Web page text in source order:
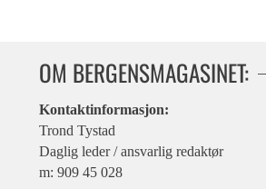
OM BERGENSMAGASINET:
Kontaktinformasjon:
Trond Tystad
Daglig leder / ansvarlig redaktør
m: 909 45 028